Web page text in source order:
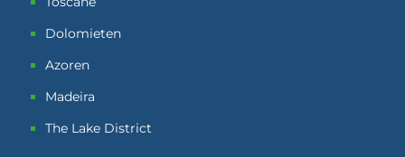
Dolomieten
Azoren
Madeira
The Lake District